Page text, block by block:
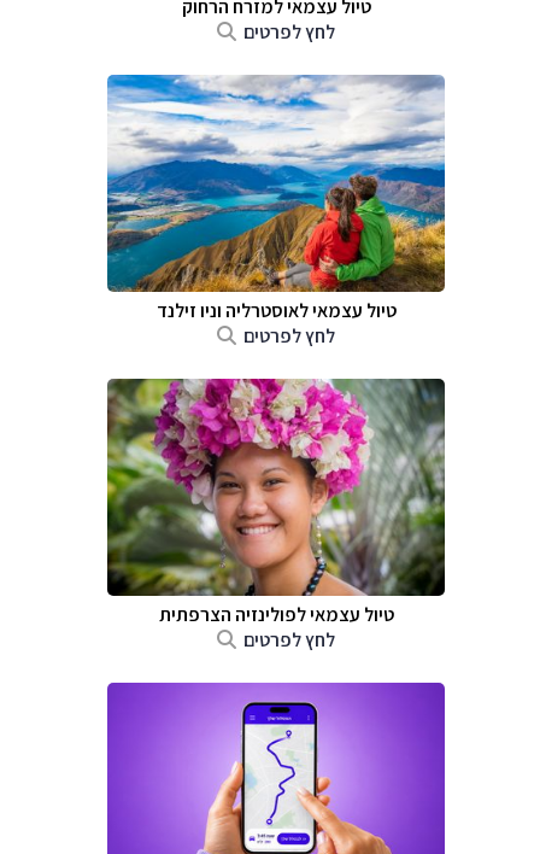
טיול עצמאי למזרח הרחוק
לחץ לפרטים
טיול עצמאי לאוסטרליה וניו זילנד
לחץ לפרטים
טיול עצמאי לפולינזיה הצרפתית
לחץ לפרטים